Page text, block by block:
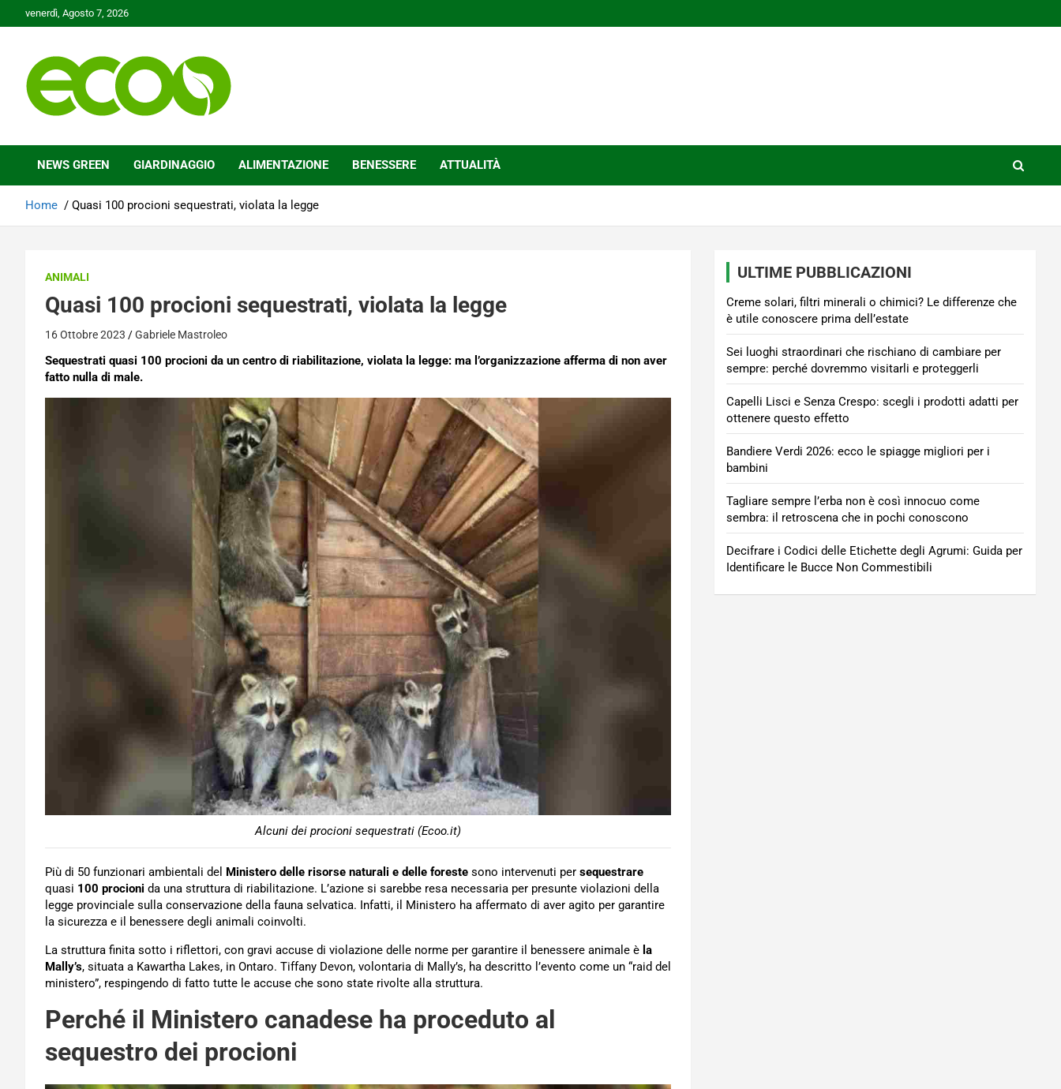
to
venerdì, Agosto 7, 2026
Ecoo.it
NEWS GREEN GIARDINAGGIO ALIMENTAZIONE BENESSERE ATTUALITÀ
Home Quasi 100 procioni sequestrati, violata la legge
ANIMALI
Quasi 100 procioni sequestrati, violata la legge
16 Ottobre 2023 Gabriele Mastroleo
Sequestrati quasi 100 procioni da un centro di riabilitazione, violata la legge: ma l’organizzazione afferma di non aver
fatto nulla di male.
Alcuni dei procioni sequestrati (Ecoo.it)
Più di 50 funzionari ambientali del Ministero delle risorse naturali e delle foreste sono intervenuti per sequestrare
quasi 100 procioni da una struttura di riabilitazione. L’azione si sarebbe resa necessaria per presunte violazioni della
legge provinciale sulla conservazione della fauna selvatica. Infatti, il Ministero ha affermato di aver agito per garantire
la sicurezza e il benessere degli animali coinvolti.
La struttura finita sotto i riflettori, con gravi accuse di violazione delle norme per garantire il benessere animale è la
Mally’s, situata a Kawartha Lakes, in Ontaro. Tiffany Devon, volontaria di Mally’s, ha descritto l’evento come un “raid del
ministero”, respingendo di fatto tutte le accuse che sono state rivolte alla struttura.
Perché il Ministero canadese ha proceduto al
sequestro dei procioni
ULTIME PUBBLICAZIONI
Creme solari, filtri minerali o chimici? Le differenze che
è utile conoscere prima dell’estate
Sei luoghi straordinari che rischiano di cambiare per
sempre: perché dovremmo visitarli e proteggerli
Capelli Lisci e Senza Crespo: scegli i prodotti adatti per
ottenere questo effetto
Bandiere Verdi 2026: ecco le spiagge migliori per i
bambini
Tagliare sempre l’erba non è così innocuo come
sembra: il retroscena che in pochi conoscono
Decifrare i Codici delle Etichette degli Agrumi: Guida per
Identificare le Bucce Non Commestibili